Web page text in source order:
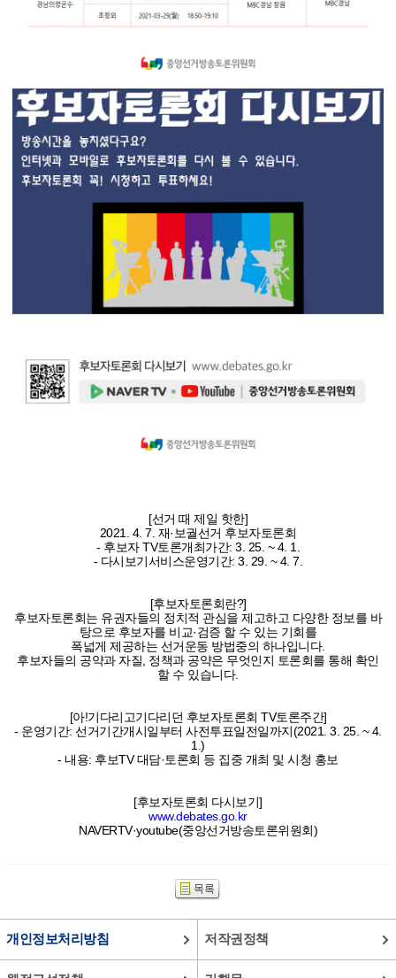
[선거 때 제일 핫한]
2021. 4. 7. 재·보궐선거 후보자토론회
- 후보자 TV토론개최가간: 3. 25. ~ 4. 1.
- 다시보기서비스운영기간: 3. 29. ~ 4. 7.
[후보자토론회란?]
후보자토론회는 유권자들의 정치적 관심을 제고하고 다양한 정보를 바
탕으로 후보자를 비교·검증 할 수 있는 기회를
폭넓게 제공하는 선거운동 방법중의 하나입니다.
후보자들의 공약과 자질, 정책과 공약은 무엇인지 토론회를 통해 확인
할 수 있습니다.
[아!기다리고기다리던 후보자토론회 TV토론주간]
- 운영기간: 선거기간개시일부터 사전투표일전일까지(2021. 3. 25. ~ 4.
1.)
- 내용: 후보TV 대담·토론회 등 집중 개최 및 시청 홍보
[후보자토론회 다시보기]
www.debates.go.kr
NAVERTV·youtube(중앙선거방송토론위원회)
개인정보처리방침 저작권정책